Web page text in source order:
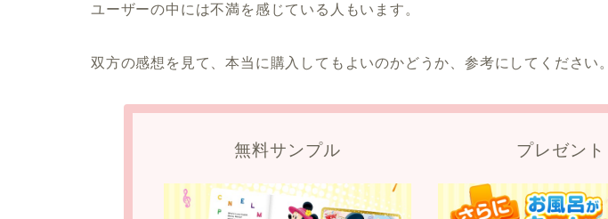
ユーザーの中には不満を感じている人もいます。
双方の感想を見て、本当に購入してもよいのかどうか、参考にしてください。
無料サンプル プレゼント